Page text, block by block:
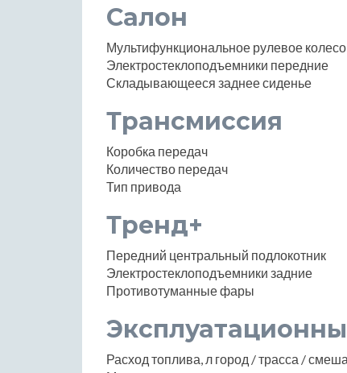
Салон
Мультифункциональное рулевое колесо
Электростеклоподъемники передние
Складывающееся заднее сиденье
Трансмиссия
Коробка передач
Количество передач
Тип привода
Тренд+
Передний центральный подлокотник
Электростеклоподъемники задние
Противотуманные фары
Расход топлива, л город / трасса /